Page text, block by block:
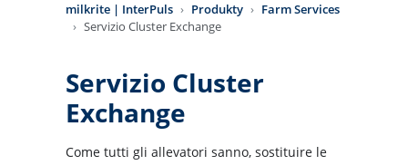
milkrite | InterPuls Produkty
Farm Services
Servizio Cluster Exchange
Servizio Cluster
Exchange
Come tutti gli allevatori sanno, sostituire le